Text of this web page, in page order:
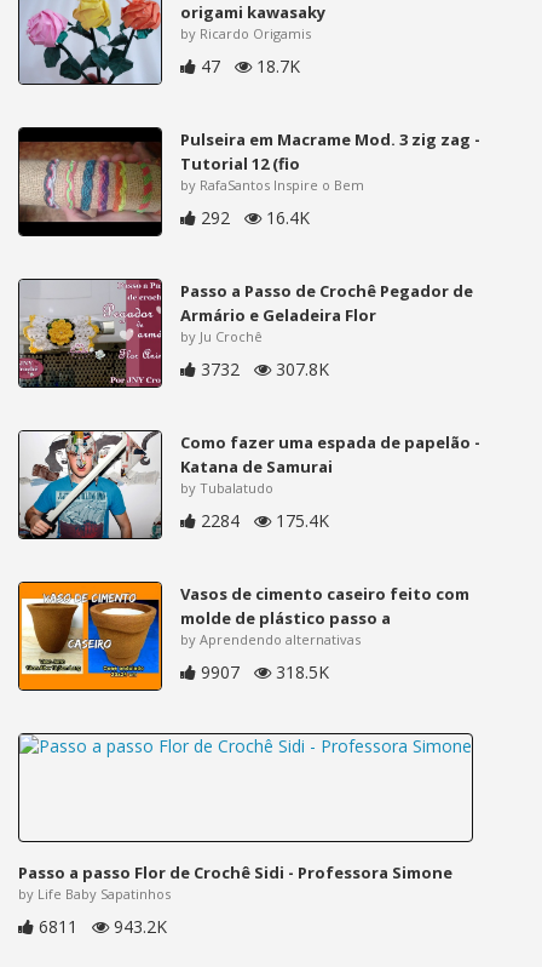
origami kawasaky
by Ricardo Origamis
47 18.7K
Pulseira em Macrame Mod. 3 zig zag -
Tutorial 12 (fio
by RafaSantos Inspire o Bem
292 16.4K
Passo a Passo de Crochê Pegador de
Armário e Geladeira Flor
by Ju Crochê
3732 307.8K
Como fazer uma espada de papelão -
Katana de Samurai
by Tubalatudo
2284 175.4K
Vasos de cimento caseiro feito com
molde de plástico passo a
by Aprendendo alternativas
9907 318.5K
Passo a passo Flor de Crochê Sidi - Professora Simone
by Life Baby Sapatinhos
6811 943.2K